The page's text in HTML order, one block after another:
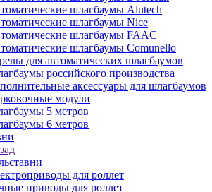
шлагбаумы Alutech
шлагбаумы Nice
шлагбаумы FAAC
шлагбаумы Comunello
для автоматических шлагбаумов
российского производства
аксессуары для шлагбаумов
модули
5 метров
6 метров
для роллет
приводы для роллет